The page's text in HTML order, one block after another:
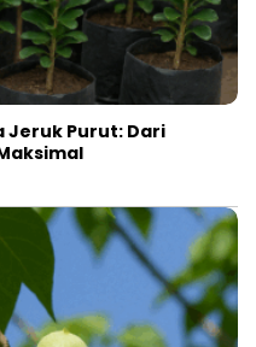
Jeruk Purut: Dari